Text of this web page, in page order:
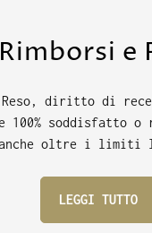
Rimborsi e
diritto di
100% soddisfatto o
oltre i limiti
LEGGI TUTTO